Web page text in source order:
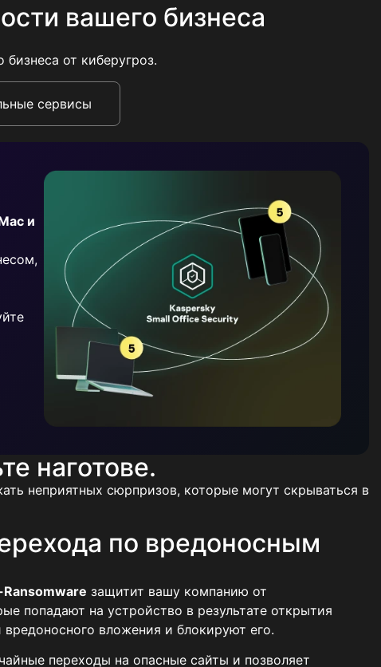
вашего бизнеса
от киберугроз.
сервисы
и
наготове.
неприятных сюрпризов, которые могут скрываться в
по вредоносным
защитит вашу компанию от
попадают на устройство в результате открытия
вложения и блокируют его.
переходы на опасные сайты и позволяет